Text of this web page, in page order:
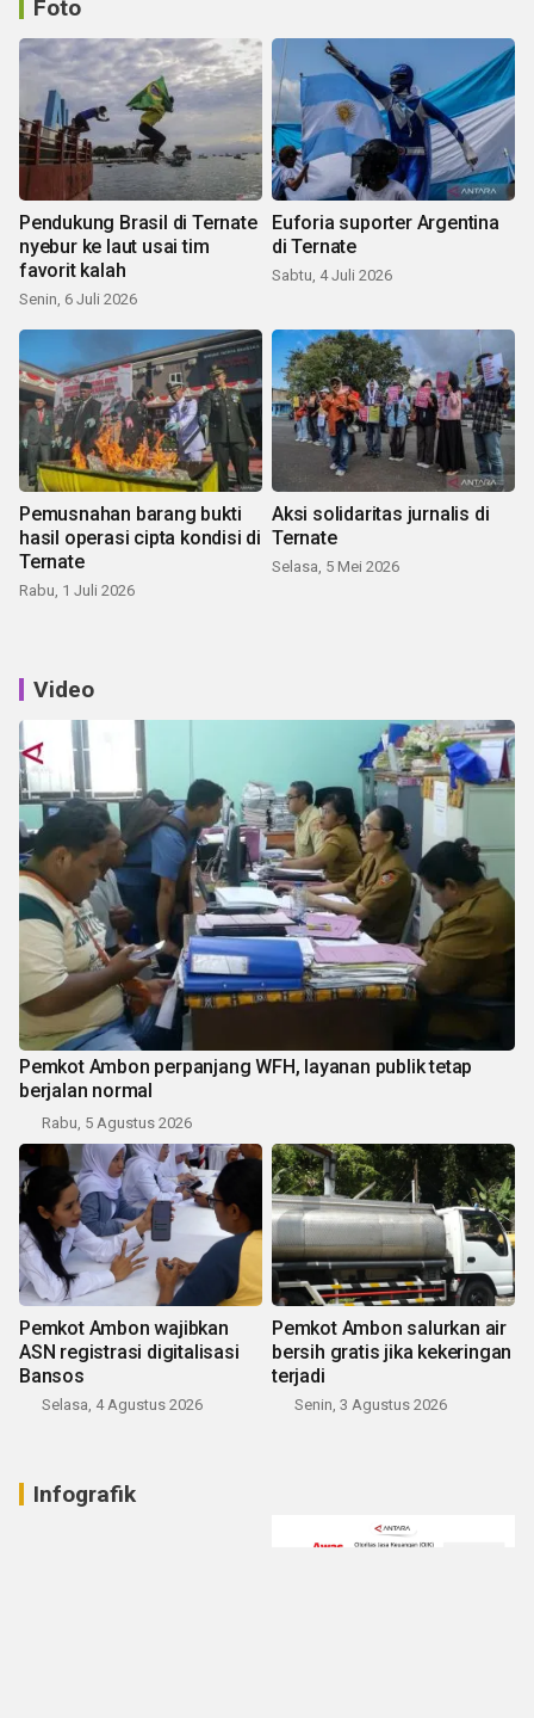
Foto
Pendukung Brasil di Ternate
nyebur ke laut usai tim
favorit kalah
Senin, 6 Juli 2026
Euforia suporter Argentina
di Ternate
Sabtu, 4 Juli 2026
Pemusnahan barang bukti
hasil operasi cipta kondisi di
Ternate
Rabu, 1 Juli 2026
Aksi solidaritas jurnalis di
Ternate
Selasa, 5 Mei 2026
Video
Pemkot Ambon perpanjang WFH, layanan publik tetap
berjalan normal
Rabu, 5 Agustus 2026
Pemkot Ambon wajibkan
ASN registrasi digitalisasi
Bansos
Selasa, 4 Agustus 2026
Pemkot Ambon salurkan air
bersih gratis jika kekeringan
terjadi
Senin, 3 Agustus 2026
Infografik